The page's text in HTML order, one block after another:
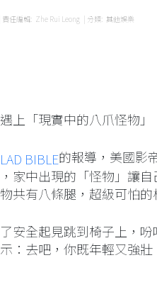
| 責任編輯: Zhe Rui Leong | 分類: 其他娛樂
上「現實中的八爪怪物
LAD BIBLE的報導，美國影
家中出現的「怪物」讓
共有八條腿，超級可怕
安全起見跳到椅子上，
：去吧，你既年輕又強壯